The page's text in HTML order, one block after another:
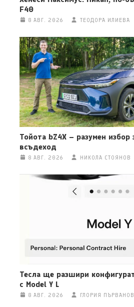
F40
8 АВГ. 2026 ТЕОДОРА ИЛИЕВА
Тойота bZ4X – разумен избор
всъдеход
8 АВГ. 2026 НИКОЛА СТОЯНОВ
Тесла ще разшири
с Model Y L
8 АВГ. 2026 ГЛОРИЯ